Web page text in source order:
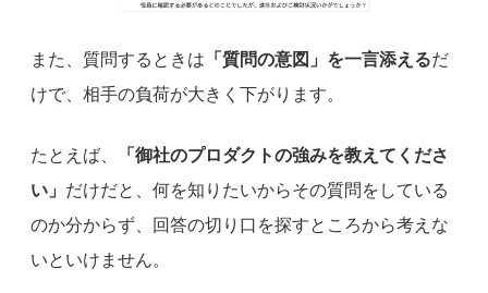
また、質問するときは 「質問の意図」を一言添えるだ
けで、相手の負荷が大きく下がります。
たとえば、
「御社のプロダクトの強みを教えてくださ
い」 だけだと、何を知りたいからその質問をしている
のか分からず、回答の切り口を探すところから考えな
いといけません。